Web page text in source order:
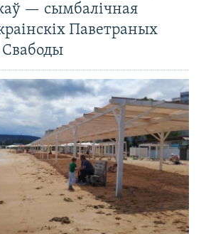
— сымбалічная
Паветраных
Свабоды